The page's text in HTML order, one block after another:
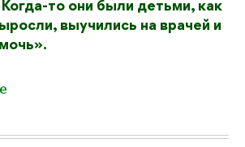
то они были детьми, как
выучились на врачей и